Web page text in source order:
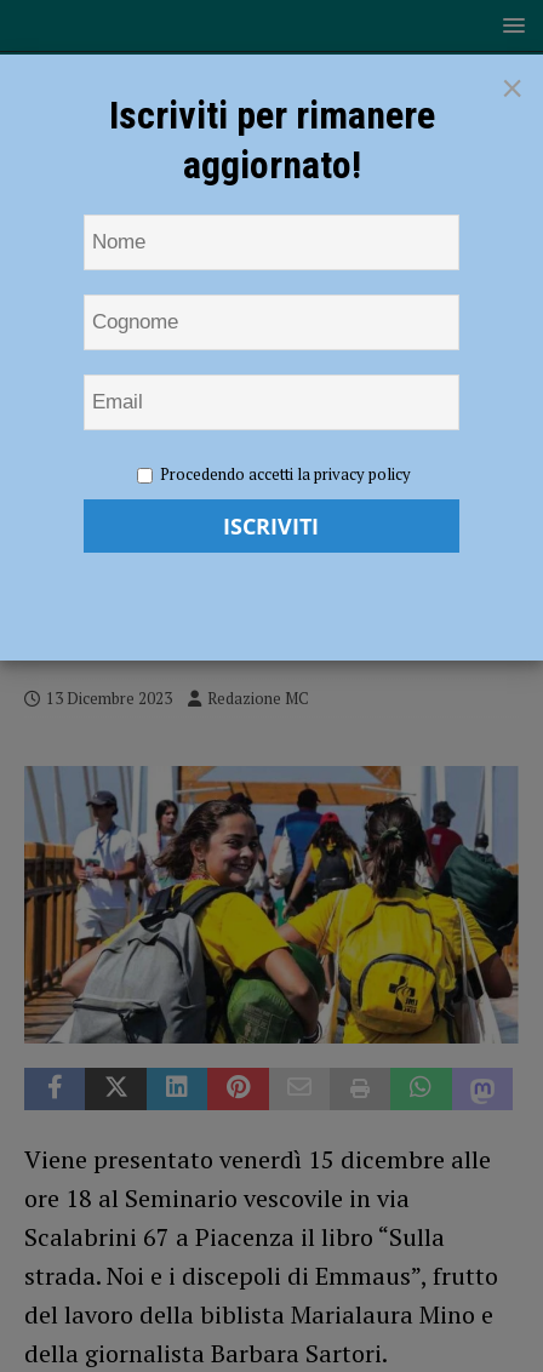
strada. Noi e i discepoli di Emmaus”, presentazione del libro il 15
dicembre
“Sulla strada. Noi e i discepoli di
13 Dicembre 2023 Redazione MC
Viene presentato venerdì 15 dicembre alle
ore 18 al Seminario vescovile in via
Scalabrini 67 a Piacenza il libro “Sulla
strada. Noi e i discepoli di Emmaus”, frutto
del lavoro della biblista Marialaura Mino e
della giornalista Barbara Sartori.
×
Iscriviti per rimanere
aggiornato!
Procedendo accetti la privacy policy